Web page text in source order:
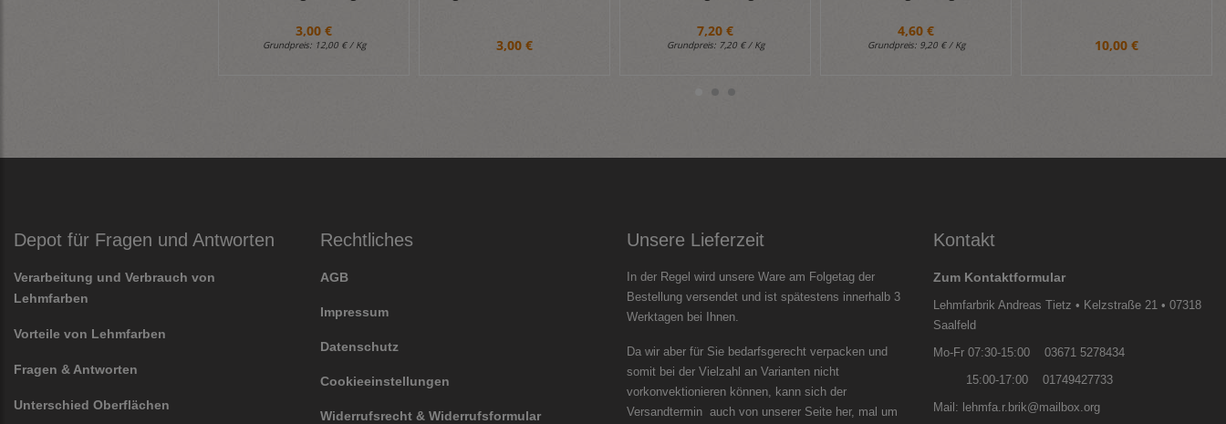
3,00 €
Grundpreis: 12,00 € / Kg 3,00 €
7,20 €
Grundpreis: 7,20 € / Kg
4,60 €
Grundpreis: 9,20 € / Kg 10,00 €
Depot für Fragen und Antworten
Verarbeitung und Verbrauch von
Lehmfarben
Vorteile von Lehmfarben
Fragen & Antworten
Unterschied Oberflächen
Rechtliches
AGB
Impressum
Datenschutz
Cookieeinstellungen
Widerrufsrecht & Widerrufsformular
Unsere Lieferzeit
In der Regel wird unsere Ware am Folgetag der
Bestellung versendet und ist spätestens innerhalb 3
Werktagen bei Ihnen.
Da wir aber für Sie bedarfsgerecht verpacken und
somit bei der Vielzahl an Varianten nicht
vorkonvektionieren können, kann sich der
Versandtermin auch von unserer Seite her, mal um
Kontakt
Zum Kontaktformular
Lehmfarbrik Andreas Tietz • Kelzstraße 21 • 07318
Saalfeld
Mo-Fr 07:30-15:00 03671 5278434
15:00-17:00 01749427733
Mail: lehmfa.r.brik@mailbox.org